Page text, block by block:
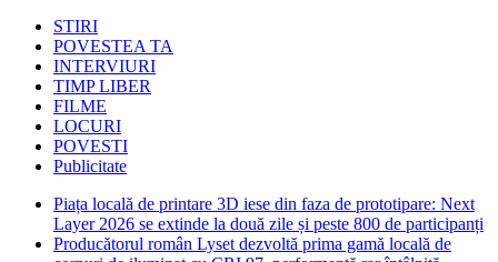
STIRI
POVESTEA TA
INTERVIURI
TIMP LIBER
FILME
LOCURI
POVESTI
Publicitate
Piața locală de printare 3D iese din faza de prototipare: Next
Layer 2026 se extinde la două zile și peste 800 de participanți
Producătorul român Lyset dezvoltă prima gamă locală de